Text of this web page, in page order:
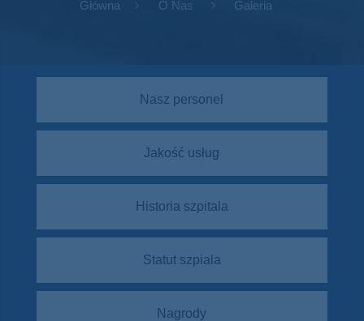
Główna O Nas Galeria
Nasz personel
Jakość usług
Historia szpitala
Statut szpiala
Nagrody